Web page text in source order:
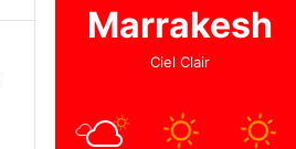
Marrakesh
Ciel Clair